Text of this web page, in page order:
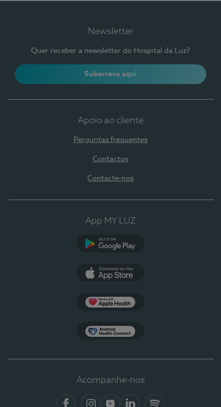
Newsletter
Quer receber a newsletter do Hospital da Luz?
Subscreva aqui
Apoio ao cliente
Perguntas frequentes
Contactos
Contacte-nos
App MY LUZ
Acompanhe-nos